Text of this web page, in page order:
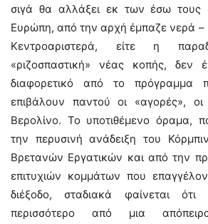
σιγά θα αλλάξει εκ των έσω τους
Ευρώπη, από την αρχή έμπαζε νερά –
Κεντροαριστερά, είτε η
«ριζοσπαστική» νέας κοπής, δεν
διαφορετικό από το πρόγραμμα
επιβάλουν παντού οι «αγορές»,
Βερολίνο. Το υποτιθέμενο όραμα,
την περυσινή ανάδειξη του
Βρετανών Εργατικών και από την
επιτυχιών κομμάτων που
διέξοδο, σταδιακά φαίνεται
περισσότερο από μια απόπειρα